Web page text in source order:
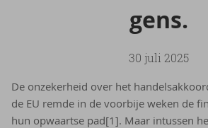
gens.
30 juli 2025
De onzekerheid over het
de EU remde in de voorbije weken de
hun opwaartse pad[1]. Maar intussen